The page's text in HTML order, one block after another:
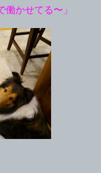
働かせてる〜」